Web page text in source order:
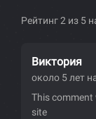
Рейтинг 2 из 5
Виктория
около 5 лет
This
site